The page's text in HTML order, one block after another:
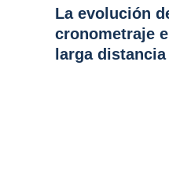
La evolución
cronometraje
larga distancia